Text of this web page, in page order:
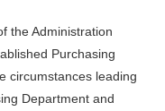
the Administration
Purchasing
circumstances leading
Department and